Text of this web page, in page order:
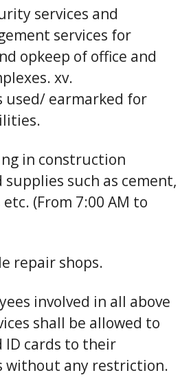
services and
services for
opkeep of office and
xv.
used/ earmarked for
in construction
such as cement,
(From 7:00 AM to
repair shops.
involved in all above
shall be allowed to
ID cards to their
without any restriction.